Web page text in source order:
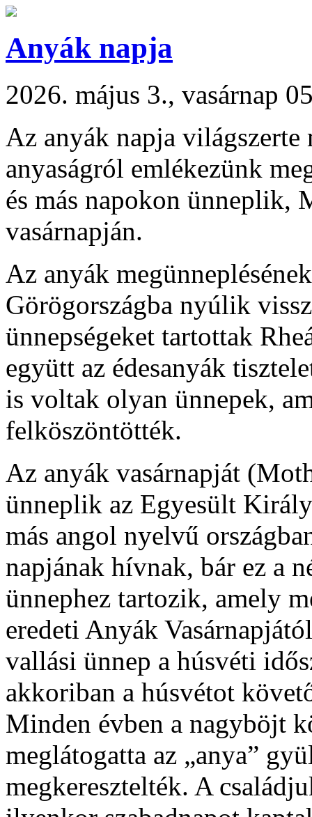
Anyák napja
2026. május 3., vasárnap
Az anyák napja világszerte
anyaságról emlékezünk
és más napokon ünneplik,
vasárnapján.
Az anyák
Görögországba nyúlik
ünnepségeket tartottak
együtt az édesanyák
is voltak olyan ünnepek,
felköszöntötték.
Az anyák vasárnapját
ünneplik az Egyesült
más angol nyelvű
napjának hívnak, bár ez a
ünnephez tartozik, amely
eredeti Anyák
vallási ünnep a húsvéti
akkoriban a húsvétot
Minden évben a nagyböjt
meglátogatta az „anya”
megkeresztelték. A